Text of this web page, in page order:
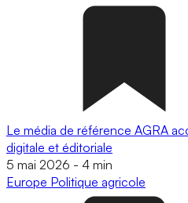
Le média de référence AGRA
digitale et éditoriale
5 mai 2026 - 4 min
Europe Politique agricole